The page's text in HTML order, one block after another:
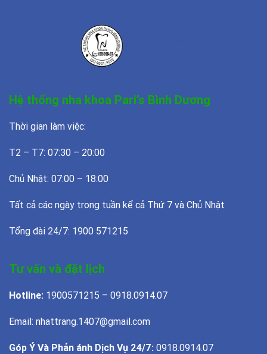
Hệ thống nha khoa Pari’s Bình Dương
Thời gian làm việc:
T2 – T7: 07:30 – 20:00
Chủ Nhật: 07:00 – 18:00
Tất cả các ngày trong tuần kể cả Thứ 7 và Chủ Nhật
Tổng đài 24/7: 1900 571215
Tư vấn và đặt lịch
Hotline: 1900571215 – 0918.0914.07
Email: nhattrang.1407@gmail.com
Góp Ý Và Phản ánh Dịch Vụ 24/7: 0918.0914.07